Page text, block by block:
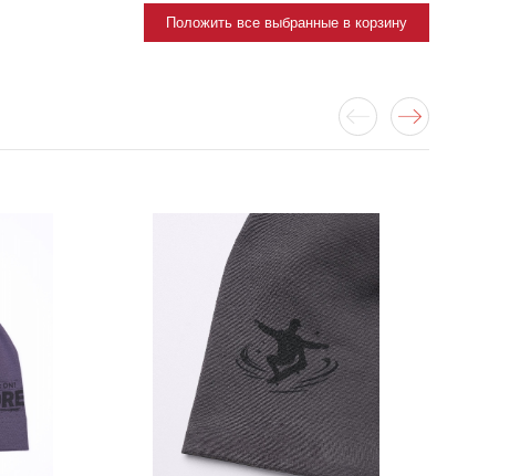
Положить все выбранные в корзину